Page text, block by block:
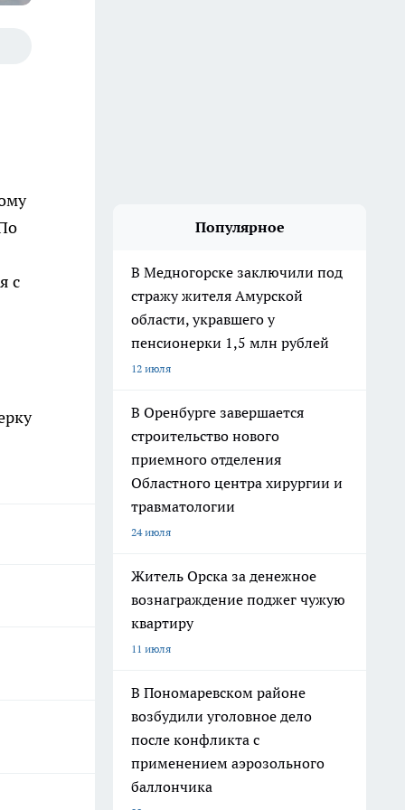
с
Популярное
В Медногорске заключили под
стражу жителя Амурской
области, укравшего у
пенсионерки 1,5 млн рублей
12 июля
В Оренбурге завершается
строительство нового
приемного отделения
Областного центра хирургии и
травматологии
24 июля
Житель Орска за денежное
вознаграждение поджег чужую
квартиру
11 июля
В Пономаревском районе
возбудили уголовное дело
после конфликта с
применением аэрозольного
баллончика